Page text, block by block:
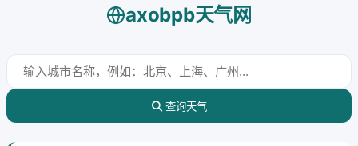
axobpb天气网
查询天气